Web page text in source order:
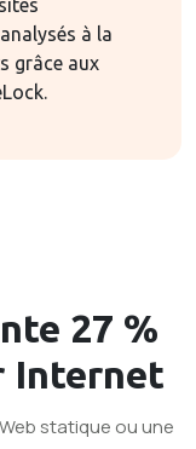
à la
grâce aux
27 %
Internet
statique ou une